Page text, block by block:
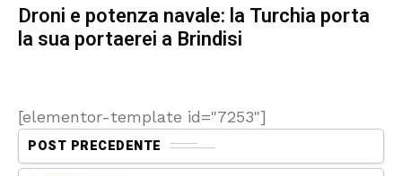
Droni e potenza navale: la Turchia porta
la sua portaerei a Brindisi
[elementor-template id="7253"]
POST PRECEDENTE